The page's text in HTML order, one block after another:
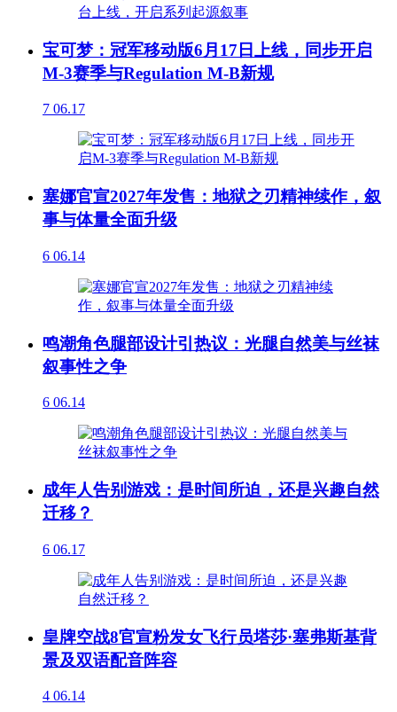
宝可梦：冠军移动版6月17日上线，同步开启
M-3赛季与Regulation M-B新规
7 06.17
塞娜官宣2027年发售：地狱之刃精神续作，叙
事与体量全面升级
6 06.14
鸣潮角色腿部设计引热议：光腿自然美与丝袜
叙事性之争
6 06.14
成年人告别游戏：是时间所迫，还是兴趣自然
迁移？
6 06.17
皇牌空战8官宣粉发女飞行员塔莎·塞弗斯基背
景及双语配音阵容
4 06.14